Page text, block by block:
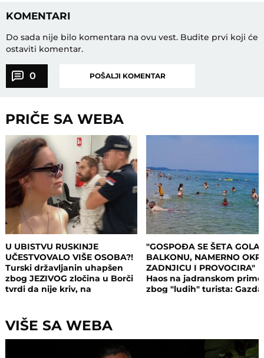
KOMENTARI
Do sada nije bilo komentara na ovu vest. Budite prvi koji će
ostaviti komentar.
0 POŠALJI KOMENTAR
PRIČE SA WEBA
U UBISTVU RUSKINJE
UČESTVOVALO VIŠE OSOBA?!
Turski državljanin uhapšen
zbog JEZIVOG zločina u Borči
tvrdi da nije kriv, na
odnosu bili
"GOSPOĐA SE ŠETA GOLA
BALKONU, NAMERNO
ZADNJICU I PROVOCIRA"
Haos na jadranskom
zbog "ludih" turista:
VIŠE SA WEBA